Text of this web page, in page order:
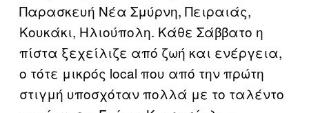
Παρασκευή Νέα Σμύρνη, Πειραιάς,
Κουκάκι, Ηλιούπολη. Κάθε Σάββατο η
πίστα ξεχείλιζε από ζωή και ενέργεια,
ο τότε μικρός local που από την πρώτη
στιγμή υποσχόταν πολλά με το ταλέντο